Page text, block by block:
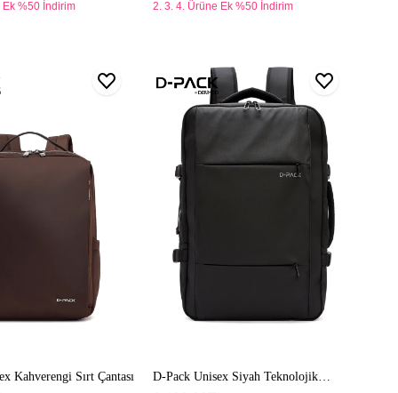
%50 İndirim 2. 3. 4. Ürüne Ek %50 İndirim
Kahverengi Sırt Çantası
Pack
Unisex
Siyah
Kumaş
Çantası
D-Pack Unisex Siyah Teknolojik